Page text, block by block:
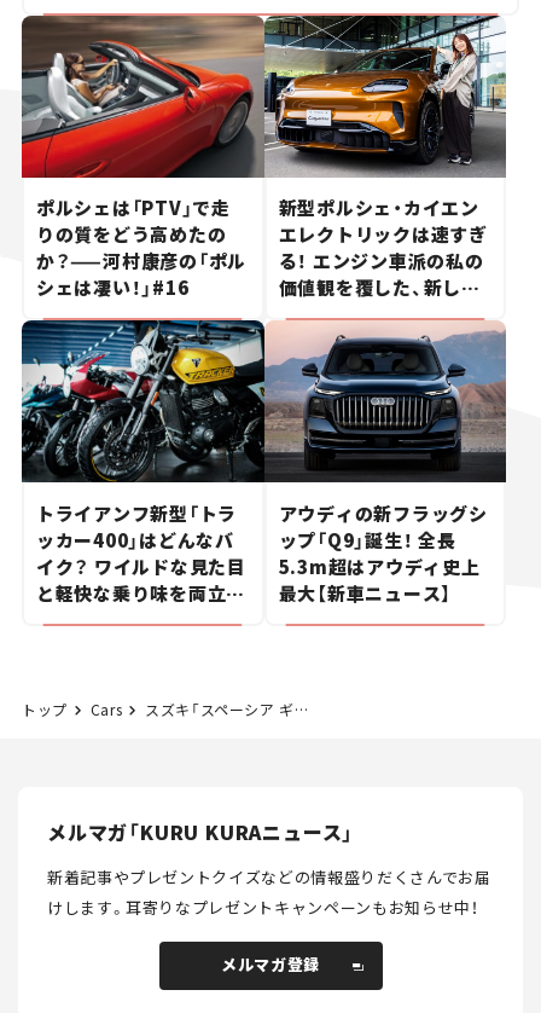
ポルシェは「PTV」で走
りの質をどう高めたの
か？——河村康彦の「ポル
シェは凄い！」#16
新型ポルシェ・カイエン
エレクトリックは速すぎ
る！ エンジン車派の私の
価値観を覆した、新しい
ポルシェの走り。
トライアンフ新型「トラ
ッカー400」はどんなバ
イク？ ワイルドな見た目
と軽快な乗り味を両立し
た400ccフラットトラッ
アウディの新フラッグシ
ップ「Q9」誕生！ 全長
5.3m超はアウディ史上
最大【新車ニュース】
トップ Cars スズキ「スペーシア ギア」が6年ぶりにフルモデルチェンジ！ アウトドア好きを魅了するジムニー顔を採用。【新車ニュース】
メルマガ「KURU KURAニュース」
新着記事やプレゼントクイズなどの情報盛りだくさんでお届
けします。耳寄りなプレゼントキャンペーンもお知らせ中！
メルマガ登録